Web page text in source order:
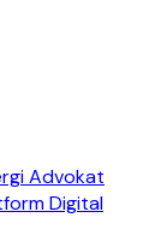
Advokat
Digital